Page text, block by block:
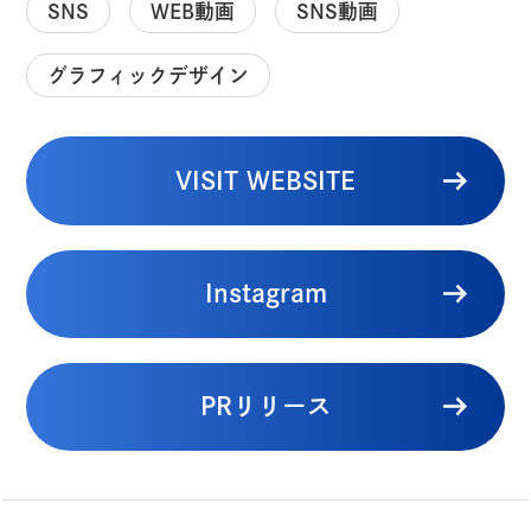
SNS WEB動画 SNS動画
グラフィックデザイン
VISIT WEBSITE
Instagram
PRリリース